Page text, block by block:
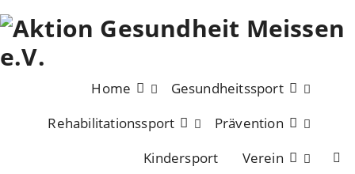
Inhalt
springen
Home
Gesundheitssport
Rehabilitationssport
Prävention
Kindersport
Verein